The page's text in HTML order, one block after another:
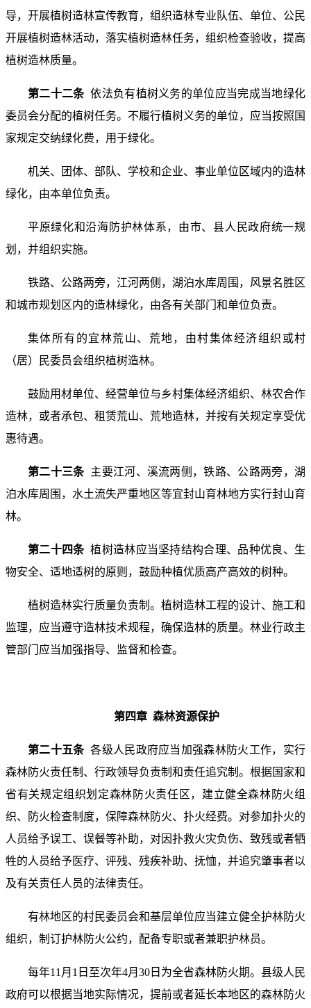
导，开展植树造林宣传教育，组织造林专业队伍、单位、公民
开展植树造林活动，落实植树造林任务，组织检查验收，提高
植树造林质量。
第二十二条依法负有植树义务的单位应当完成当地绿化
委员会分配的植树任务。不履行植树义务的单位，应当按照国
家规定交纳绿化费，用于绿化。
机关、团体、部队、学校和企业、事业单位区域内的造林
绿化，由本单位负责。
平原绿化和沿海防护林体系，由市、县人民政府统一规
划，并组织实施。
铁路、公路两旁，江河两侧，湖泊水库周围，风景名胜区
和城市规划区内的造林绿化，由各有关部门和单位负责。
集体所有的宜林荒山、荒地，由村集体经济组织或村
（居）民委员会组织植树造林。
鼓励用材单位、经营单位与乡村集体经济组织、林农合作
造林，或者承包、租赁荒山、荒地造林，并按有关规定享受优
惠待遇。
第二十三条 主要江河、溪流两侧，铁路、公路两旁，湖
泊水库周围，水土流失严重地区等宜封山育林地方实行封山育
林。
第二十四条植树造林应当坚持结构合理、品种优良、生
物安全、适地适树的原则，鼓励种植优质高产高效的树种。
植树造林实行质量负责制。植树造林工程的设计、施工和
监理，应当遵守造林技术规程，确保造林的质量。林业行政主
管部门应当加强指导、监督和检查。
第四章 森林资源保护
第二十五条各级人民政府应当加强森林防火工作，实行
森林防火责任制、行政领导负责制和责任追究制。根据国家和
省有关规定组织划定森林防火责任区，建立健全森林防火组
织、防火检查制度，保障森林防火、扑火经费。对参加扑火的
人员给予误工、误餐等补助，对因扑救火灾负伤、致残或者牺
牲的人员给予医疗、评残、残疾补助、抚恤，并追究肇事者以
及有关责任人员的法律责任。
有林地区的村民委员会和基层单位应当建立健全护林防火
组织，制订护林防火公约，配备专职或者兼职护林员。
每年11月1日至次年4月30日为全省森林防火期。县级人民
政府可以根据当地实际情况，提前或者延长本地区的森林防火